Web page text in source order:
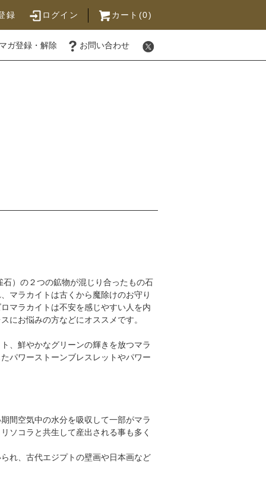
録 ログイン カート(0)
ガ登録・解除 お問い合わせ
）の２つの鉱物が混じり合ったもの石
マラカイトは古くから魔除けのお守り
マラカイトは不安を感じやすい人を内
にお悩みの方などにオススメです。
、鮮やかなグリーンの輝きを放つマラ
パワーストーンブレスレットやパワー
間空気中の水分を吸収して一部がマラ
ソコラと共生して産出される事も多く
れ、古代エジプトの壁画や日本画など